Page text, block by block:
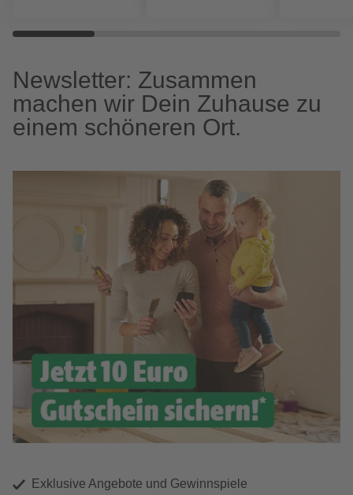
Newsletter: Zusammen
machen wir Dein Zuhause zu
einem schöneren Ort.
Exklusive Angebote und Gewinnspiele